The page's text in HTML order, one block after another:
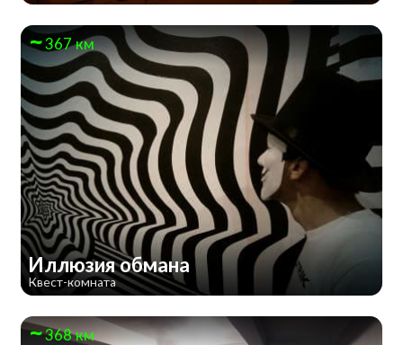
367 км
Иллюзия обмана
Квест-комната
368 км